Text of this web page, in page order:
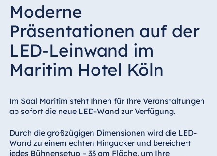
Moderne
Präsentationen auf der
LED-Leinwand im
Maritim Hotel Köln
Im Saal Maritim steht Ihnen für Ihre Veranstaltungen
ab sofort die neue LED-Wand zur Verfügung.
Durch die großzügigen Dimensionen wird die LED-
Wand zu einem echten Hingucker und bereichert
jedes Bühnensetup – 33 qm Fläche, um Ihre